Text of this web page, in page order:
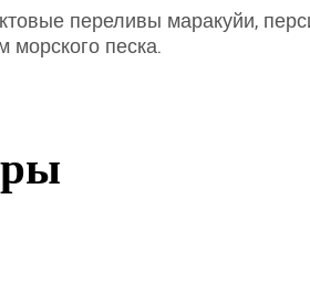
переливы маракуйи,
морского песка.